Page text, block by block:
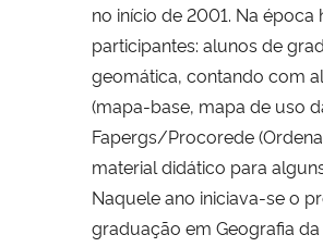
no início de 2001. Na
participantes: alunos de
geomática, contando com
(mapa-base, mapa de uso
Fapergs/Procorede
material didático para
Naquele ano iniciava-se o
graduação em Geografia